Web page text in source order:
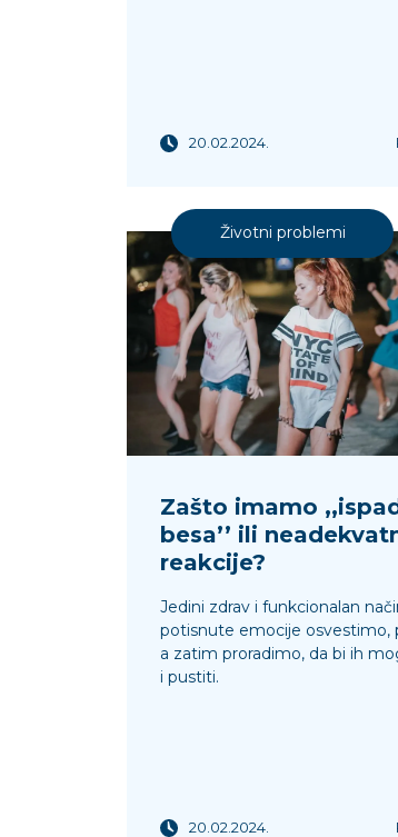
20.02.2024.
Životni problemi
Zašto imamo
besa’’ ili
reakcije?
Jedini zdrav i funkcionalan
potisnute emocije osvestimo,
a zatim proradimo, da bi ih
i pustiti.
20.02.2024.